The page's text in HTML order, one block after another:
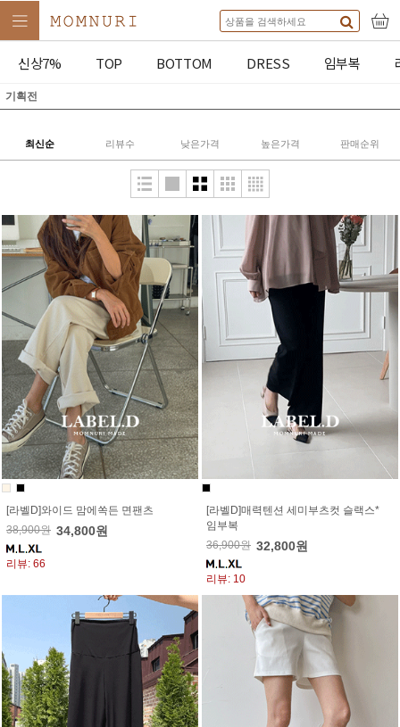
신상7% TOP BOTTOM DRESS 임부복
기획전
최신순 리뷰수 낮은가격 높은가격 판매순위
[라벨D]와이드 맘에쏙든 면팬츠
38,900원 34,800원
리뷰: 66
[라벨D]매력텐션 세미부츠컷 슬랙스*
임부복
36,900원 32,800원
리뷰: 10